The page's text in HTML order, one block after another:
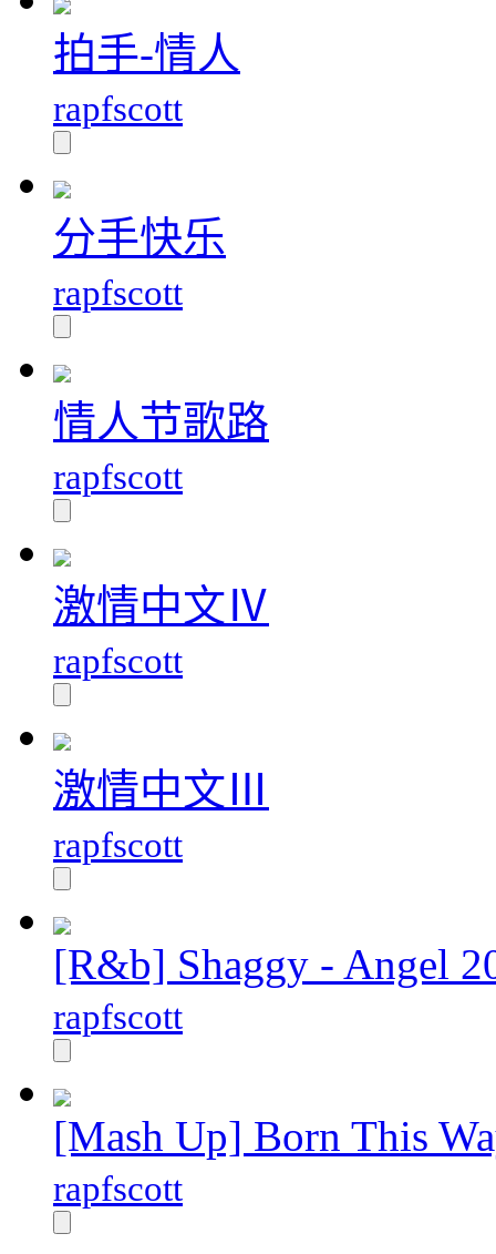
拍手-情人
rapfscott
分手快乐
rapfscott
情人节歌路
rapfscott
激情中文Ⅳ
rapfscott
激情中文Ⅲ
rapfscott
[R&b] Shaggy - Angel
rapfscott
[Mash Up] Born This
rapfscott